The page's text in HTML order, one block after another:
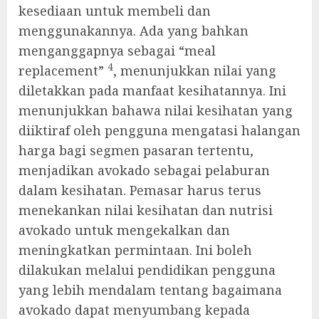
kesediaan untuk membeli dan
menggunakannya. Ada yang bahkan
menganggapnya sebagai “meal
replacement” 4, menunjukkan nilai yang
diletakkan pada manfaat kesihatannya. Ini
menunjukkan bahawa nilai kesihatan yang
diiktiraf oleh pengguna mengatasi halangan
harga bagi segmen pasaran tertentu,
menjadikan avokado sebagai pelaburan
dalam kesihatan. Pemasar harus terus
menekankan nilai kesihatan dan nutrisi
avokado untuk mengekalkan dan
meningkatkan permintaan. Ini boleh
dilakukan melalui pendidikan pengguna
yang lebih mendalam tentang bagaimana
avokado dapat menyumbang kepada